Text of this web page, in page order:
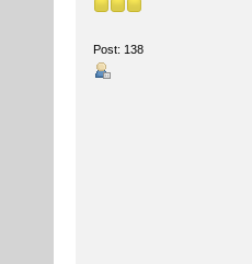
Post: 138